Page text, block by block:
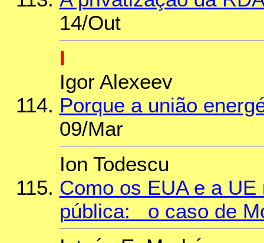
14/Out
I
Igor Alexeev
Porque a união
09/Mar
Ion Todescu
Como os EUA e a
pública: o caso de